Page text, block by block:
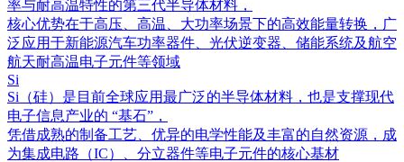
率与耐高温特性的第三代半导体材料，
核心优势在于高压、高温、大功率场景下的高效能量转换，广
泛应用于新能源汽车功率器件、光伏逆变器、储能系统及航空
航天耐高温电子元件等领域
Si
Si（硅）是目前全球应用最广泛的半导体材料，也是支撑现代
电子信息产业的 “基石”，
凭借成熟的制备工艺、优异的电学性能及丰富的自然资源，成
为集成电路（IC）、分立器件等电子元件的核心基材